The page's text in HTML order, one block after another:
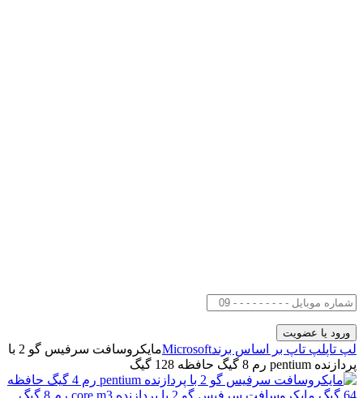
لپ تاپلپ تاپ بر اساس برندMicrosoft
مایکروسافت سرفیس گو 2 با
پردازنده pentium رم 8 گیگ حافظه 128 گیگ